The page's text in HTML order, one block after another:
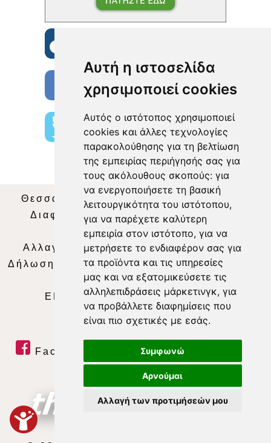
Αυτή η ιστοσελίδα
χρησιμοποιεί cookies
Αυτός ο ιστότοπος χρησιμοποιεί
cookies και άλλες τεχνολογίες
παρακολούθησης για τη βελτίωση
της εμπειρίας περιήγησής σας για
τους ακόλουθους σκοπούς: για
να ενεργοποιήσετε τη βασική
λειτουργικότητα του ιστότοπου,
για να παρέχετε καλύτερη
εμπειρία στον ιστότοπο, για να
μετρήσετε το ενδιαφέρον σας για
τα προϊόντα και τις υπηρεσίες
μας και να εξατομικεύσετε τις
αλληλεπιδράσεις μάρκετινγκ, για
να προβάλλετε διαφημίσεις που
είναι πιο σχετικές με εσάς.
Συμφωνώ
Αρνούμαι
Αλλαγή των προτιμήσεών μου
Θεσσαλία Τηλεόραση | SNG Services
Διαφήμιση| Όροι Χρήσης|Δήλωση
Απορρήτου |Περιεχόμενο
Αλλαγή Προτιμήσεων για τα Cookies|
Δήλωση συμμόρφωσης με τη σύσταση (ΕΕ)
2018/334|Ταυτότητα
ΕΝΗΜΕΡΩΣΗ|WEB TV|LIVE
Facebook Twitter|
RSS Feed